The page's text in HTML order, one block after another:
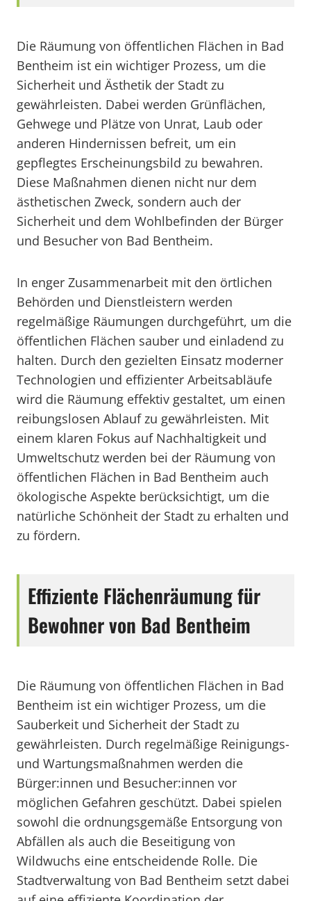
Die Räumung von öffentlichen Flächen in Bad
Bentheim ist ein wichtiger Prozess, um die
Sicherheit und Ästhetik der Stadt zu
gewährleisten. Dabei werden Grünflächen,
Gehwege und Plätze von Unrat, Laub oder
anderen Hindernissen befreit, um ein
gepflegtes Erscheinungsbild zu bewahren.
Diese Maßnahmen dienen nicht nur dem
ästhetischen Zweck, sondern auch der
Sicherheit und dem Wohlbefinden der Bürger
und Besucher von Bad Bentheim.
In enger Zusammenarbeit mit den örtlichen
Behörden und Dienstleistern werden
regelmäßige Räumungen durchgeführt, um die
öffentlichen Flächen sauber und einladend zu
halten. Durch den gezielten Einsatz moderner
Technologien und effizienter Arbeitsabläufe
wird die Räumung effektiv gestaltet, um einen
reibungslosen Ablauf zu gewährleisten. Mit
einem klaren Fokus auf Nachhaltigkeit und
Umweltschutz werden bei der Räumung von
öffentlichen Flächen in Bad Bentheim auch
ökologische Aspekte berücksichtigt, um die
natürliche Schönheit der Stadt zu erhalten und
zu fördern.
Effiziente Flächenräumung für
Bewohner von Bad Bentheim
Die Räumung von öffentlichen Flächen in Bad
Bentheim ist ein wichtiger Prozess, um die
Sauberkeit und Sicherheit der Stadt zu
gewährleisten. Durch regelmäßige Reinigungs-
und Wartungsmaßnahmen werden die
Bürger:innen und Besucher:innen vor
möglichen Gefahren geschützt. Dabei spielen
sowohl die ordnungsgemäße Entsorgung von
Abfällen als auch die Beseitigung von
Wildwuchs eine entscheidende Rolle. Die
Stadtverwaltung von Bad Bentheim setzt dabei